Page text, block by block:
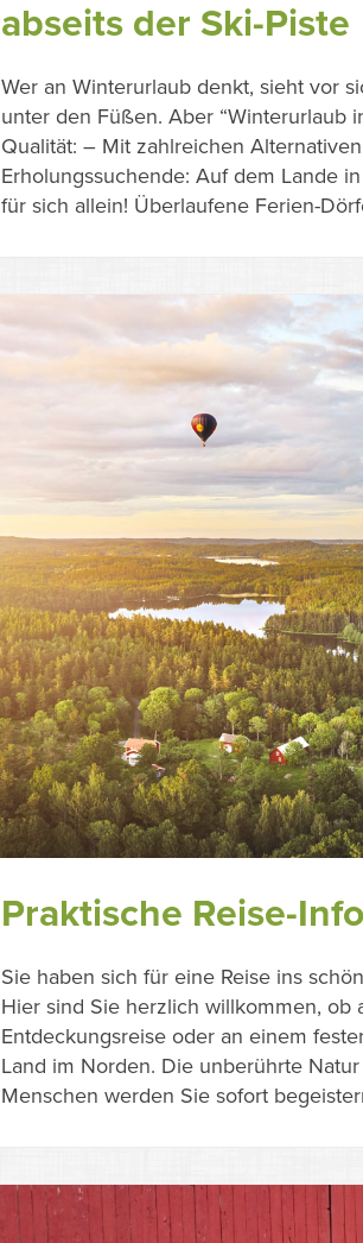
abseits der Ski-Piste
Wer an Winterurlaub denkt, sieht vor
unter den Füßen. Aber “Winterurlaub
Qualität: – Mit zahlreichen
Erholungssuchende: Auf dem Lande
für sich allein! Überlaufene Ferien-
Praktische Reise-
Sie haben sich für eine Reise ins
Hier sind Sie herzlich willkommen, ob
Entdeckungsreise oder an einem
Land im Norden. Die unberührte
Menschen werden Sie sofort